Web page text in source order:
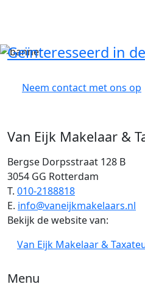
Geïnteresseerd in
Neem contact met ons op
Van Eijk Makelaar &
Bergse Dorpsstraat 128 B
3054 GG Rotterdam
T. 010-2188818
E. info@vaneijkmakelaars.nl
Bekijk de website van:
Van Eijk Makelaar &
Menu